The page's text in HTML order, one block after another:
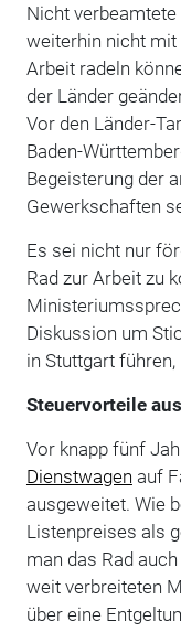
Nicht
weiterhin nicht
Arbeit radeln
der Länder
Vor den Länder-
Baden-
Begeisterung der
Gewerkschaften
Es sei nicht nur
Rad zur Arbeit zu
Diskussion um
in Stuttgart
Steuervorteile
Vor knapp fünf
Dienstwagen auf
ausgeweitet. Wie
Listenpreises als
man das Rad
weit verbreiteten
über eine